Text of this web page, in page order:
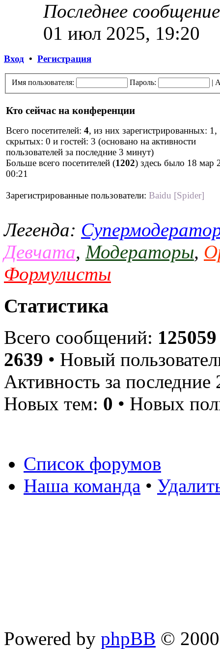
Последнее сообщение
01 июл 2025, 19:20
Вход • Регистрация
Имя пользователя: Пароль: |
Кто сейчас на конференции
Всего посетителей: 4, из них зарегистрированных: 1,
скрытых: 0 и гостей: 3 (основано на активности
пользователей за последние 3 минут)
Больше всего посетителей (1202) здесь было 18 мар
00:21
Зарегистрированные пользователи: Baidu [Spider]
Легенда:
Девчата, Модераторы,
Формулисты
Статистика
Всего сообщений: 125059
2639 • Новый
Активность за
Новых тем: 0 • Новых
Список форумов
Наша команда •
Powered by phpBB ©